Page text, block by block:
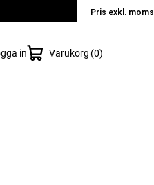
Pris exkl. moms
in Varukorg 0